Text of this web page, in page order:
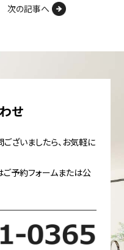
次の記事へ
せ
ございましたら、お気軽に
予約フォームまたは公